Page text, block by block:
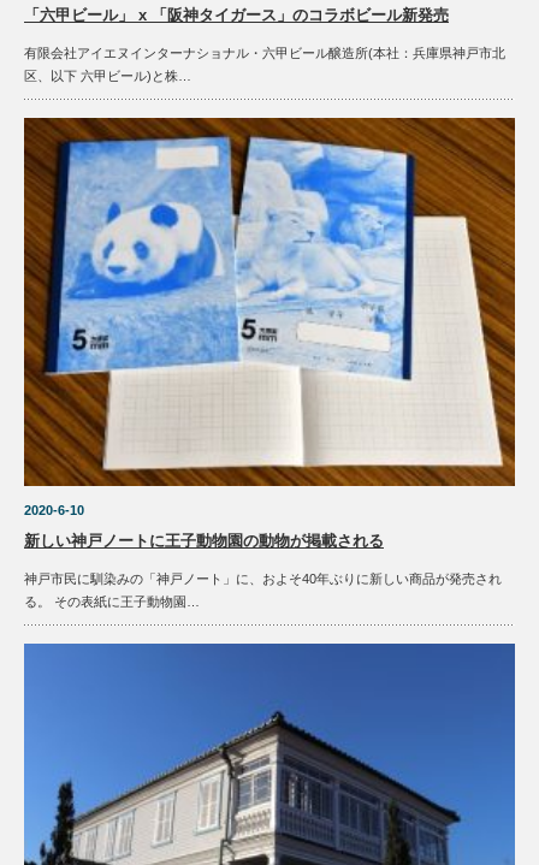
「六甲ビール」 x 「阪神タイガース」のコラボビール新発売
有限会社アイエヌインターナショナル・六甲ビール醸造所(本社：兵庫県神戸市北
区、以下 六甲ビール)と株…
2020-6-10
新しい神戸ノートに王子動物園の動物が掲載される
神戸市民に馴染みの「神戸ノート」に、およそ40年ぶりに新しい商品が発売され
る。 その表紙に王子動物園…